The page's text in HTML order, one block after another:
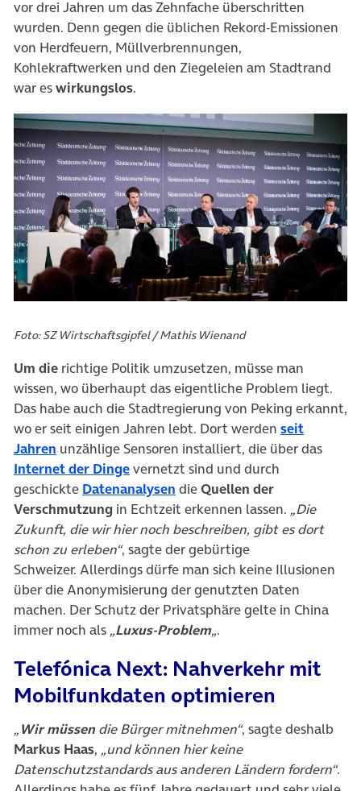
vor drei Jahren um das Zehnfache überschritten
wurden. Denn gegen die üblichen Rekord-Emissionen
von Herdfeuern, Müllverbrennungen,
Kohlekraftwerken und den Ziegeleien am Stadtrand
war eswirkungslos.
Foto: SZ Wirtschaftsgipfel / Mathis Wienand
Um die richtige Politik umzusetzen, müsse man
wissen, wo überhaupt das eigentliche Problem liegt.
Das habe auch die Stadtregierung von Peking erkannt,
wo er seit einigen Jahren lebt. Dort werden seit
Jahren (öffnet in neuem Tab)
unzählige Sensoren installiert, die über das
Internet der Dinge(öffnet in neuem Tab)
vernetzt sind und durch
geschickte Datenanalysen (öffnet in neuem Tab)
dieQuellen der
Verschmutzung in Echtzeit erkennen lassen. „Die
Zukunft, die wir hier noch beschreiben, gibt es dort
schon zu erleben“, sagte der gebürtige
Schweizer. Allerdings dürfe man sich keine Illusionen
über die Anonymisierung der genutzten Daten
machen. Der Schutz der Privatsphäre gelte in China
immer noch als „Luxus-Problem„.
Telefónica Next: Nahverkehr mit
Mobilfunkdaten optimieren
„Wir müssendie Bürger mitnehmen“, sagte deshalb
Markus Haas, „und können hier keine
Datenschutzstandards aus anderen Ländern fordern“.